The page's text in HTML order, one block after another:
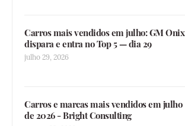
Carros mais vendidos em julho: GM Onix
dispara e entra no Top 5 — dia 29
julho 29, 2026
Carros e marcas mais vendidos em julho
de 2026 - Bright Consulting